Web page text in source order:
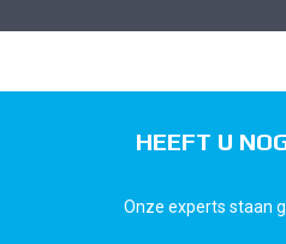
HEEFT U
Onze experts staan